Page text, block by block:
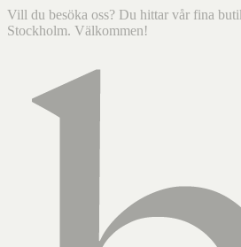
Vill du besöka oss? Du hittar vår fina
Stockholm. Välkommen!